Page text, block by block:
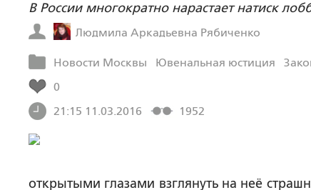
В России многократно нарастает натиск
Людмила Аркадьевна Рябиченко
Новости Москвы Ювенальная юстиция
0
21:15 11.03.2016
1952
открытыми глазами взглянуть на неё